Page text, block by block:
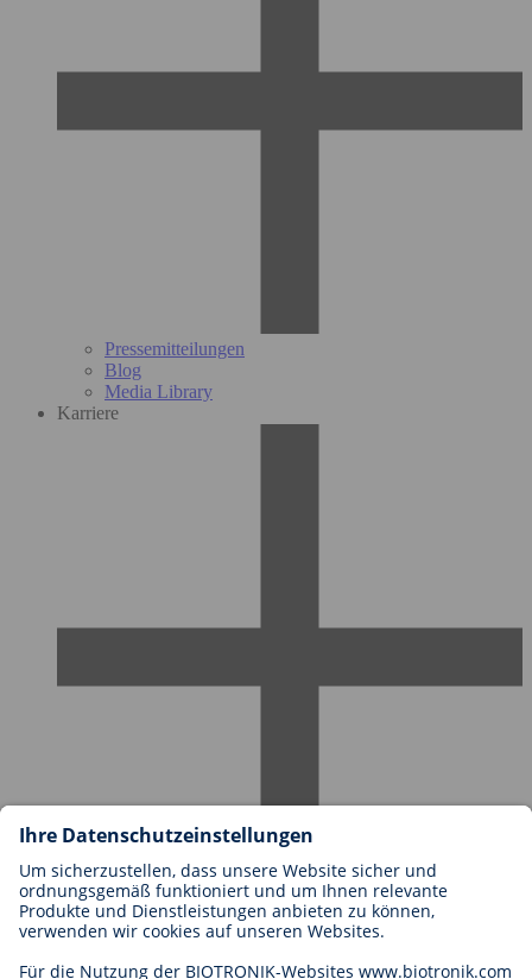
Pressemitteilungen
Blog
Media Library
Karriere
Karriere bei BIOTRONIK
Einstieg
Bewerbung